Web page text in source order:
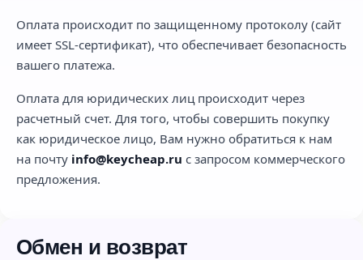
Оплата происходит по защищенному протоколу (сайт
имеет SSL-сертификат), что обеспечивает безопасность
вашего платежа.
Оплата для юридических лиц происходит через
расчетный счет. Для того, чтобы совершить покупку
как юридическое лицо, Вам нужно обратиться к нам
на почту info@keycheap.ru с запросом коммерческого
предложения.
Обмен и возврат